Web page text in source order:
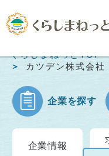
くらしまねっとTOP
カツデン株式会社
企業を探す
企業情報